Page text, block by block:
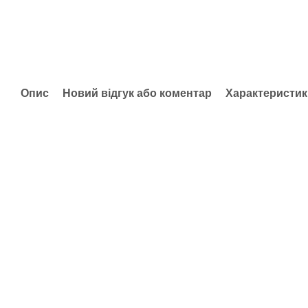
Опис Новий відгук або коментар